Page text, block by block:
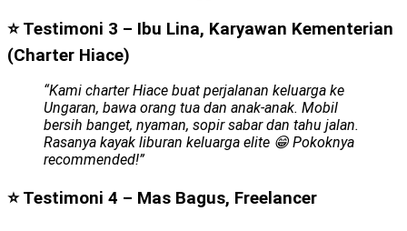
⭐ Testimoni 3 – Ibu Lina, Karyawan Kementerian
(Charter Hiace)
“Kami charter Hiace buat perjalanan keluarga ke
Ungaran, bawa orang tua dan anak-anak. Mobil
bersih banget, nyaman, sopir sabar dan tahu jalan.
Rasanya kayak liburan keluarga elite 😁 Pokoknya
recommended!”
⭐ Testimoni 4 – Mas Bagus, Freelancer